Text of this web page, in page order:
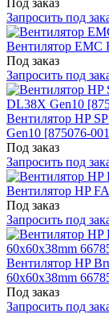
Запросить под
Вентилятор EMC
Под заказ
Запросить под
Вентилятор HP
Gen10 [875076-
Под заказ
Запросить под
Вентилятор HP
Под заказ
Запросить под
Вентилятор HP
60x60x38mm
Под заказ
Запросить под